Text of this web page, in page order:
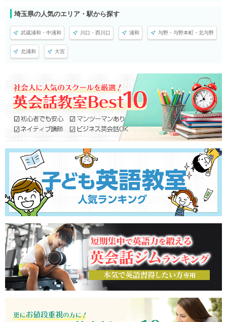
埼玉県の人気のエリア・駅から探す
武蔵浦和・中浦和 川口・西川口 浦和 与野・与野本町・北与野
北浦和 大宮